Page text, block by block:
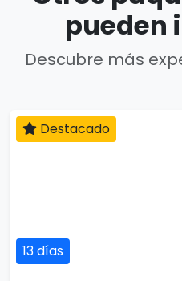
pueden
Descubre más
13 días
Destacado